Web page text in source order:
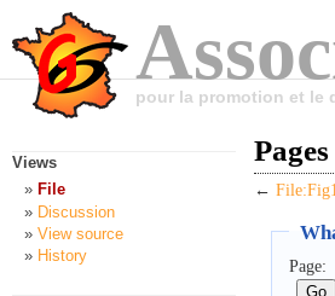
pour la promotion et le
←
Page:
Views
File
Discussion
View source
History